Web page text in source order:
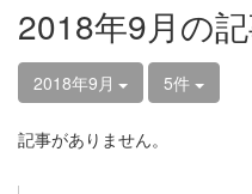
2018年9月の
2018年9月 5件
記事がありません。